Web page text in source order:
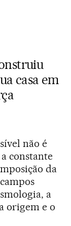
casa em
não é
constante
da
a
origem e o